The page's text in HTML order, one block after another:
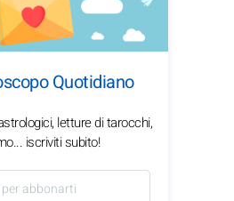
Quotidiano
letture di tarocchi,
iscriviti subito!